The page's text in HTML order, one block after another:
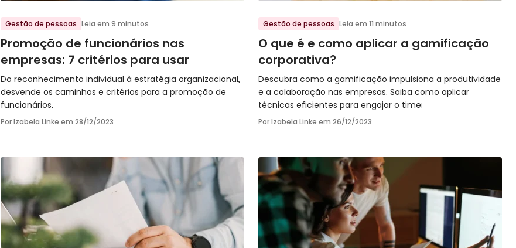
Gestão de pessoas Leia em 9 minutos
Promoção de funcionários nas
empresas: 7 critérios para usar
Do reconhecimento individual à estratégia organizacional,
desvende os caminhos e critérios para a promoção de
funcionários.
Por Izabela Linke em 28/12/2023
Gestão de pessoas Leia em 11 minutos
O que é e como aplicar a gamificação
corporativa?
Descubra como a gamificação impulsiona a produtividade
e a colaboração nas empresas. Saiba como aplicar
técnicas eficientes para engajar o time!
Por Izabela Linke em 26/12/2023